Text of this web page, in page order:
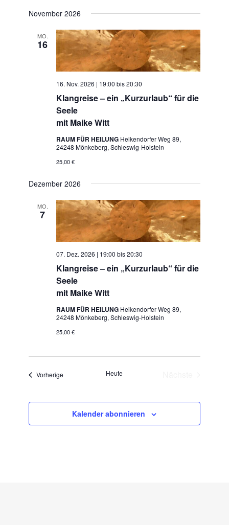
November 2026
MO.
16
Klangreise – ein „Kurzurlaub“ für die
Seele
mit Maike Witt
16. Nov. 2026 | 19:00 bis20:30
RAUM FÜR HEILUNG Heikendorfer Weg 89,
24248 Mönkeberg, Schleswig-Holstein
25,00 €
Dezember 2026
MO.
7
Klangreise – ein „Kurzurlaub“ für die
Seele
mit Maike Witt
07. Dez. 2026 | 19:00 bis20:30
RAUM FÜR HEILUNG Heikendorfer Weg 89,
24248 Mönkeberg, Schleswig-Holstein
25,00 €
Vorherige VeranstaltungenHeute
Kalender abonnieren